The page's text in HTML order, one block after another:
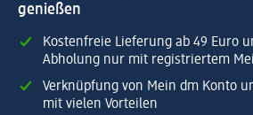
genießen
Kostenfreie Lieferung ab 49 Euro
Abholung nur mit registriertem
Verknüpfung von Mein dm Konto
mit vielen Vorteilen